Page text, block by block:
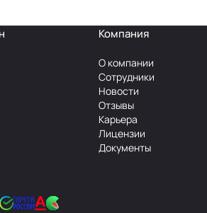
Компания
О компании
Сотрудники
Новости
Отзывы
Карьера
Лицензии
Документы